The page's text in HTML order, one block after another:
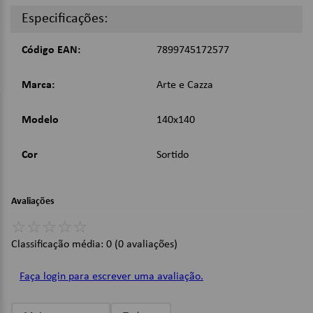
Imagens Meramente Ilustrativas.
Especificações:
Código EAN: 7899745172577
Marca: Arte e Cazza
Modelo 140x140
Cor Sortido
Avaliações
☆ ☆ ☆ ☆ ☆
Classificação média: 0 (0 avaliações)
Faça login para escrever uma avaliação.